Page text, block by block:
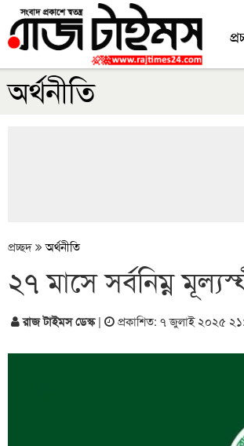
অর্থনীতি
প্রচ্ছদ অর্থনীতি
২৭ মাসে সর্বনিম্ন
রাজ টাইমস ডেস্ক| প্রকাশিত: ৭ জুলাই ২০২৫